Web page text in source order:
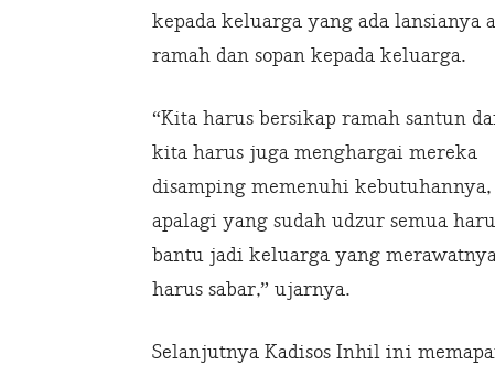
kepada keluarga yang ada lansianya
ramah dan sopan kepada keluarga.
“Kita harus bersikap ramah santun
kita harus juga menghargai mereka
disamping memenuhi kebutuhannya,
apalagi yang sudah udzur semua
bantu jadi keluarga yang
harus sabar,” ujarnya.
Selanjutnya Kadisos Inhil ini